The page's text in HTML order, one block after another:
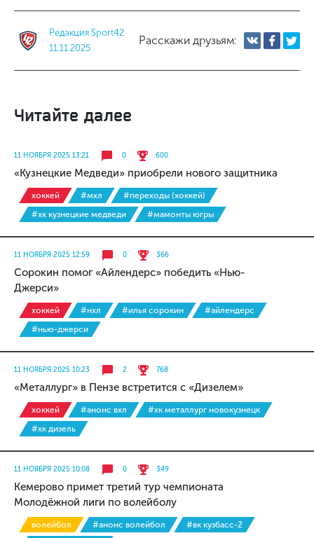
Редакция Sport42
11.11.2025
Расскажи друзьям:
Читайте далее
11 НОЯБРЯ 2025 13:21 0 600
«Кузнецкие Медведи» приобрели нового защитника
хоккей #мхл
#переходы (хоккей)
#хк кузнецкие медведи
#мамонты югры
11 НОЯБРЯ 2025 12:59 0 366
Сорокин помог «Айлендерс» победить «Нью-
Джерси»
хоккей #нхл #илья сорокин
#айлендерс
#нью-джерси
11 НОЯБРЯ 2025 10:23 2 768
«Металлург» в Пензе встретится с «Дизелем»
хоккей #анонс вхл
#хк металлург новокузнецк
#хк дизель
11 НОЯБРЯ 2025 10:08 0 349
Кемерово примет третий тур чемпионата
Молодёжной лиги по волейболу
волейбол #анонс волейбол
#вк кузбасс-2